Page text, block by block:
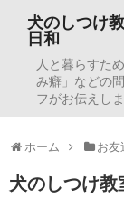
犬のしつけ
日和
人と暮らすた
み癖」などの
フがお伝えしま
ホーム お友
犬のしつけ